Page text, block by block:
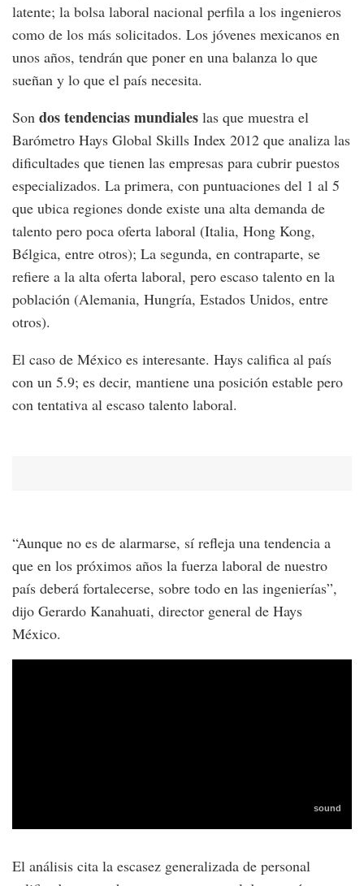
latente; la bolsa laboral nacional perfila a los ingenieros
como de los más solicitados. Los jóvenes mexicanos en
unos años, tendrán que poner en una balanza lo que
sueñan y lo que el país necesita.
Son dos tendencias mundiales las que muestra el
Barómetro Hays Global Skills Index 2012 que analiza las
dificultades que tienen las empresas para cubrir puestos
especializados. La primera, con puntuaciones del 1 al 5
que ubica regiones donde existe una alta demanda de
talento pero poca oferta laboral (Italia, Hong Kong,
Bélgica, entre otros); La segunda, en contraparte, se
refiere a la alta oferta laboral, pero escaso talento en la
población (Alemania, Hungría, Estados Unidos, entre
otros).
El caso de México es interesante. Hays califica al país
con un 5.9; es decir, mantiene una posición estable pero
con tentativa al escaso talento laboral.
“Aunque no es de alarmarse, sí refleja una tendencia a
que en los próximos años la fuerza laboral de nuestro
país deberá fortalecerse, sobre todo en las ingenierías”,
dijo Gerardo Kanahuati, director general de Hays
México.
El análisis cita la escasez generalizada de personal